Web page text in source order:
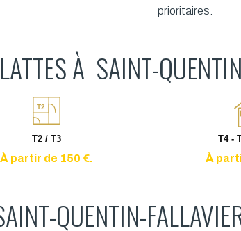
prioritaires.
À SAINT-
T2
T2 / T3
À partir de 150 €.
T4 -
À
QUENTIN-